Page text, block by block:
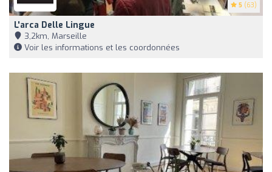
5 (63)
L'arca Delle Lingue
3,2km, Marseille
Voir les informations et les coordonnées